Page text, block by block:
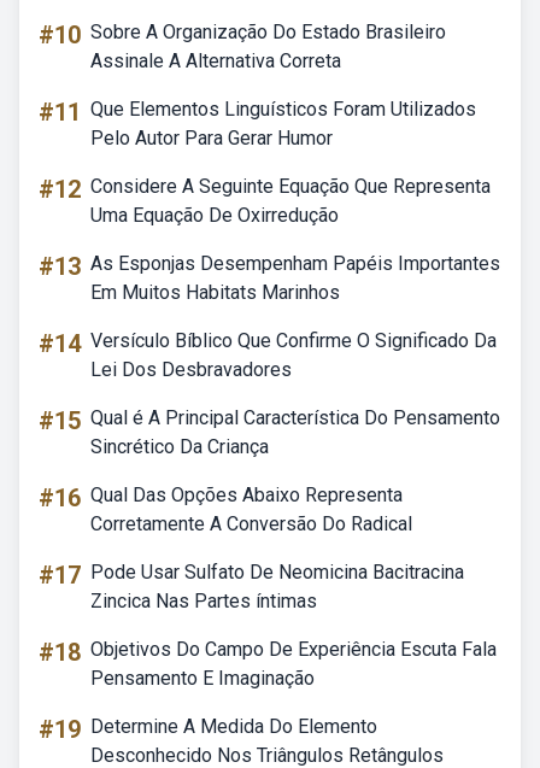
#10 Sobre A Organização Do Estado Brasileiro
Assinale A Alternativa Correta
#11 Que Elementos Linguísticos Foram Utilizados
Pelo Autor Para Gerar Humor
#12 Considere A Seguinte Equação Que Representa
Uma Equação De Oxirredução
#13 As Esponjas Desempenham Papéis Importantes
Em Muitos Habitats Marinhos
#14 Versículo Bíblico Que Confirme O Significado Da
Lei Dos Desbravadores
#15 Qual é A Principal Característica Do Pensamento
Sincrético Da Criança
#16 Qual Das Opções Abaixo Representa
Corretamente A Conversão Do Radical
#17 Pode Usar Sulfato De Neomicina Bacitracina
Zincica Nas Partes íntimas
#18 Objetivos Do Campo De Experiência Escuta Fala
Pensamento E Imaginação
#19 Determine A Medida Do Elemento
Desconhecido Nos Triângulos Retângulos